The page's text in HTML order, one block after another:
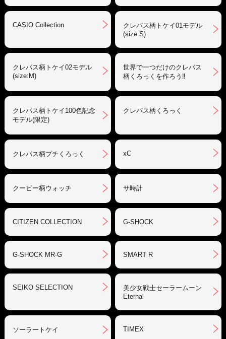
CASIO Collection
クレパス柄トケイ01モデル
(size:S)
クレパス柄トケイ02モデル
(size:M)
世界で一つだけのクレパス
柄くろっくを作ろう‼︎
クレパス柄トケイ100色記念
モデル(限定)
クレパス柄くろっく
クレパス柄プチくろっく xC
クーピー柄ウォッチ サ時計
CITIZEN COLLECTION G-SHOCK
G-SHOCK MR-G SMART R
SEIKO SELECTION
美少女戦士セーラームーン
Eternal
ソーラートケイ TIMEX